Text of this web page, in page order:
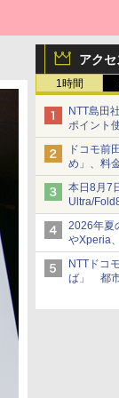
アク
1時間
NTT島田
ポイント
ドコモ前
め」、料
本日8月7
Ultra/
ば屋のメ
2026年夏
やXperia
徴は
NTTドコ
ば」 都市